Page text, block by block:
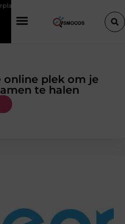
liften naast elkaar
online plek om je
te halen